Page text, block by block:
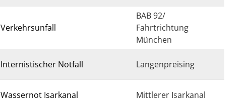
Verkehrsunfall
BAB 92/
Fahrtrichtung
München
Internistischer Notfall Langenpreising
Wassernot Isarkanal Mittlerer Isarkanal